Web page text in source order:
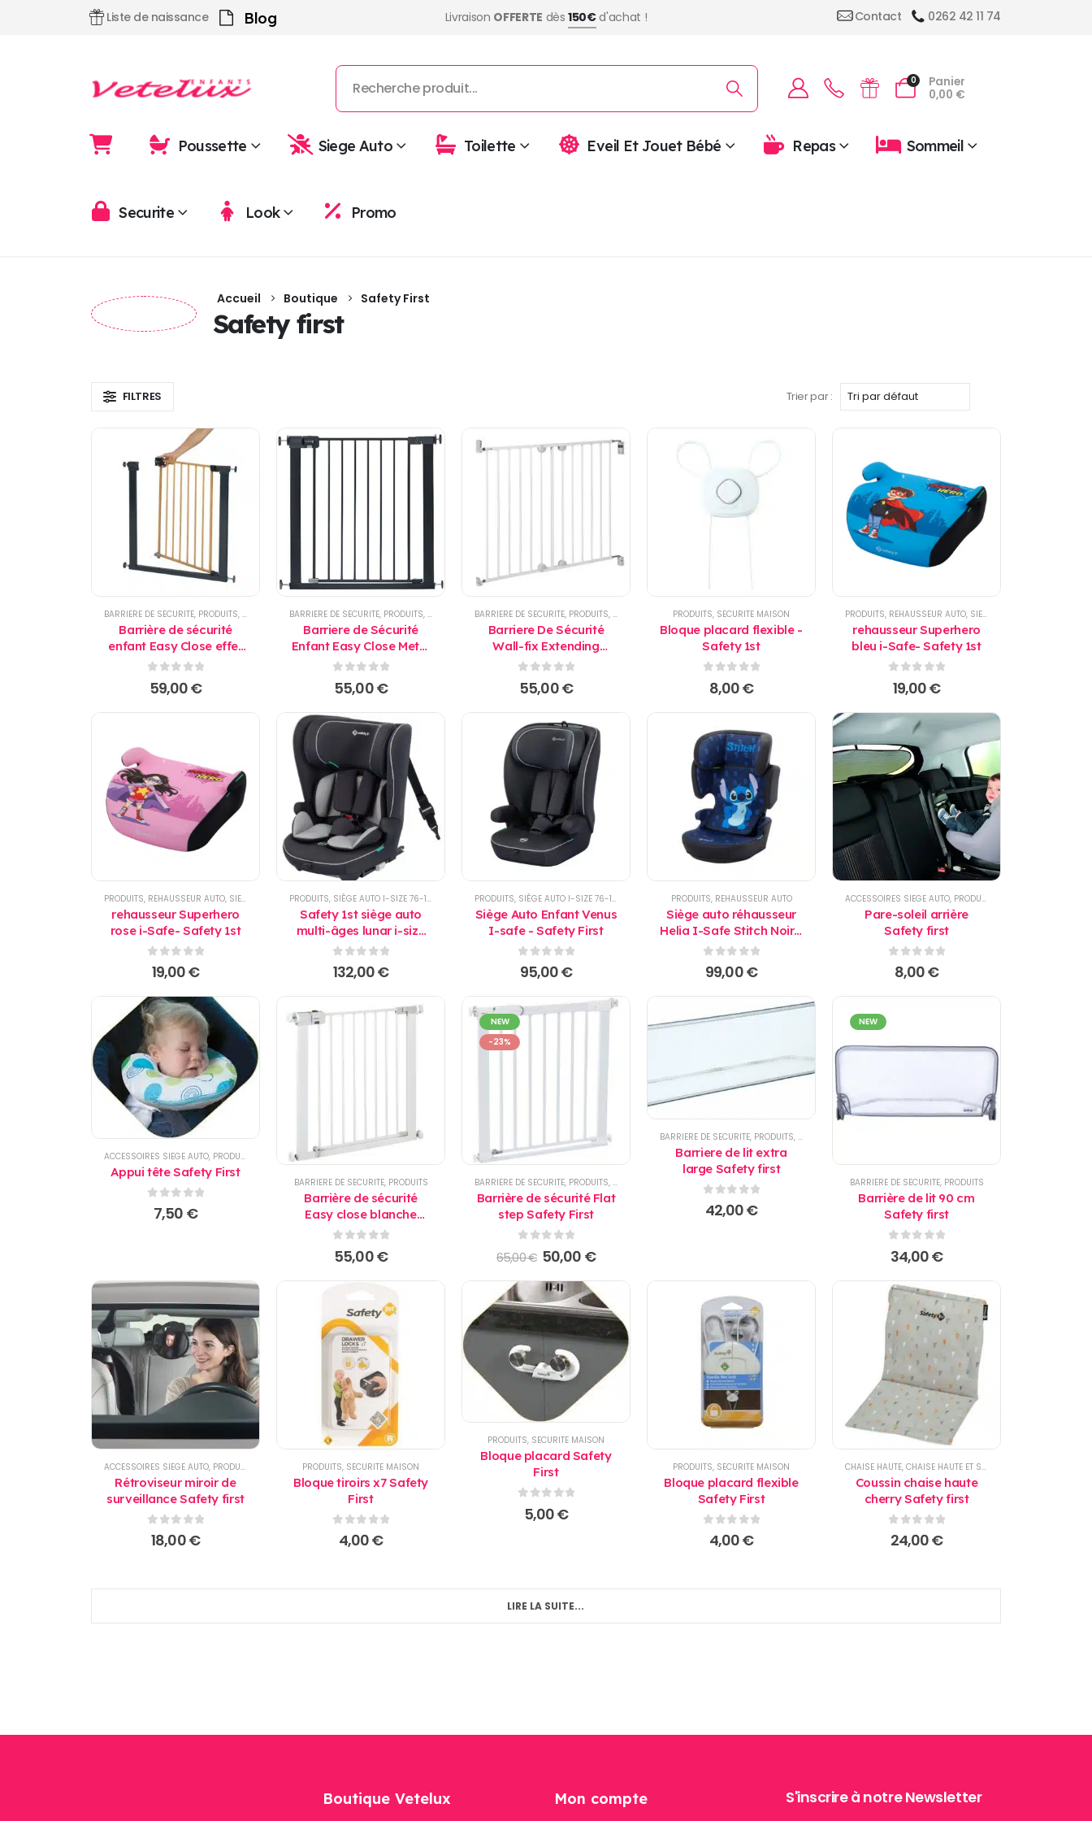
Liste de naissance Blog Livraison OFFERTE dès150€d'achat ! Contact 0262 42 11 74
0
Panier
0,00 €
Poussette Siege Auto Toilette Eveil Et Jouet Bébé Repas Sommeil
Securite Look Promo
Accueil Boutique Safety First
Safety first
FILTRES Trier par :
BARRIERE DE SECURITE, PRODUITS, SECURITE
Barrière de sécurité
enfant Easy Close effet
bois - Safety First
0sur 5
59,00€
BARRIERE DE SECURITE, PRODUITS, SECURITE
Barriere de Sécurité
Enfant Easy Close Metal
Noir - Safety First
0sur 5
55,00€
BARRIERE DE SECURITE, PRODUITS, SECURITE
Barriere De Sécurité
Wall-fix Extending
Largeur de 62 à 102 Cm
- Safety First
0sur 5
55,00€
PRODUITS, SECURITE MAISON
Bloque placard flexible -
Safety 1st
sur 5
8,00€
PRODUITS, REHAUSSEUR AUTO, SIEGE AUTO
rehausseur Superhero
bleu i-Safe- Safety 1st
0sur 5
19,00€
PRODUITS, REHAUSSEUR AUTO, SIEGE AUTO
rehausseur Superhero
rose i-Safe- Safety 1st
0sur 5
19,00€
PRODUITS, SIÈGE AUTO I-SIZE 76-150 CM
Safety 1st siège auto
multi-âges lunar i-size
black - Safety First
0sur 5
132,00€
PRODUITS, SIÈGE AUTO I-SIZE 76-150 CM
Siège Auto Enfant Venus
I-safe - Safety First
0sur 5
95,00€
PRODUITS, REHAUSSEUR AUTO
Siège auto réhausseur
Helia I-Safe Stitch Noir -
Safety First
0sur 5
99,00€
ACCESSOIRES SIEGE AUTO, PRODUITS
Pare-soleil arrière
Safety first
sur 5
8,00€
ACCESSOIRES SIEGE AUTO, PRODUITS SIEGE AUTO
Appui tête Safety First
0sur 5
7,50 €
BARRIERE DE SECURITE, PRODUITS
Barrière de sécurité
Easy close blanche
Safety First
0sur 5
55,00€
NEW
-23%
BARRIERE DE SECURITE, PRODUITS, PROMO
Barrière de sécurité Flat
step Safety First
sur 5
65,00€ Le
prix
initial
était :
65,00 €.
50,00 €Le
actuel
est :
50,00 €.
BARRIERE DE SECURITE, PRODUITS, SECURITE
Barriere de lit extra
large Safety first
0sur 5
42,00€
NEW
BARRIERE DE SECURITE, PRODUITS
Barrière de lit 90 cm
Safety first
0sur 5
34,00€
ACCESSOIRES SIEGE AUTO, PRODUITS SELECTIONS
Rétroviseur miroir de
surveillance Safety first
0sur 5
18,00€
PRODUITS, SECURITE MAISON
Bloque tiroirs x7 Safety
First
sur 5
4,00€
PRODUITS, SECURITE MAISON
Bloque placard Safety
First
sur 5
5,00€
PRODUITS, SECURITE MAISON
Bloque placard flexible
Safety First
sur 5
4,00€
CHAISE HAUTE, CHAISE HAUTE ET SIEGE
Coussin chaise haute
cherry Safety first
0sur 5
24,00€
LIRE LA SUITE...
Boutique Vetelux Mon compte S'inscrire à notre Newsletter